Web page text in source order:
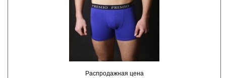
по поясу элстичная резинка
Распродажная цена